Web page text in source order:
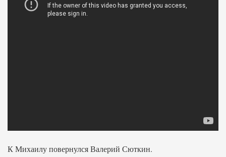
К Михаилу повернулся Валерий Сюткин.